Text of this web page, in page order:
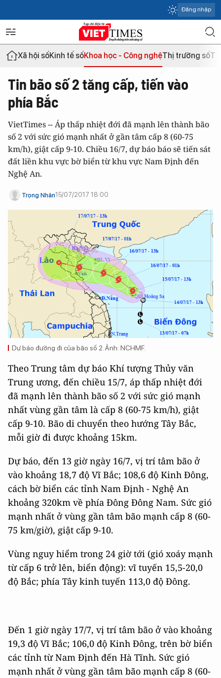
Đăng nhập
Xã hội sốKinh tế sốKhoa học - Công nghệThị trường số
Tin bão số 2 tăng cấp, tiến vào
phía Bắc
VietTimes -- Áp thấp nhiệt đới đã mạnh lên thành bão
số 2 với sức gió mạnh nhất ở gần tâm cấp 8 (60-75
km/h), giật cấp 9-10. Chiều 16/7, dự báo báo sẽ tiến sát
đất liền khu vực bờ biển từ khu vực Nam Định đến
Nghệ An.
Trọng Nhân15/07/2017 18:00
Dự báo đường đi của bão số 2. Ảnh: NCHMF.
Theo Trung tâm dự báo Khí tượng Thủy văn
Trung ương, đến chiều 15/7, áp thấp nhiệt đới
đã mạnh lên thành bão số 2 với sức gió mạnh
nhất vùng gần tâm là cấp 8 (60-75 km/h), giật
cấp 9-10. Bão di chuyển theo hướng Tây Bắc,
mỗi giờ đi được khoảng 15km.
Dự báo, đến 13 giờ ngày 16/7, vị trí tâm bão ở
vào khoảng 18,7 độ Vĩ Bắc; 108,6 độ Kinh Đông,
cách bờ biển các tỉnh Nam Định - Nghệ An
khoảng 320km về phía Đông Đông Nam. Sức gió
mạnh nhất ở vùng gần tâm bão mạnh cấp 8 (60-
75 km/giờ), giật cấp 9-10.
Vùng nguy hiểm trong 24 giờ tới (gió xoáy mạnh
từ cấp 6 trở lên, biển động): vĩ tuyến 15,5-20,0
độ Bắc; phía Tây kinh tuyến 113,0 độ Đông.
Đến 1 giờ ngày 17/7, vị trí tâm bão ở vào khoảng
19,3 độ Vĩ Bắc; 106,0 độ Kinh Đông, trên bờ biển
các tỉnh từ Nam Định đến Hà Tĩnh. Sức gió
mạnh nhất ở vùng gần tâm bão mạnh cấp 8 (60-